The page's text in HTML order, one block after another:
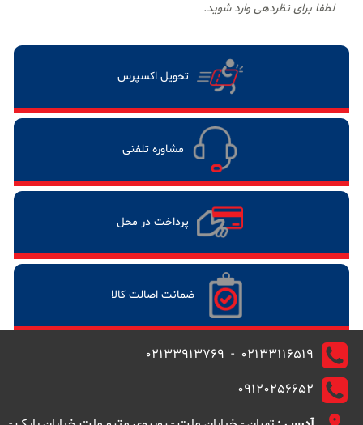
لطفا برای نظردهی وارد شوید.
تحویل اکسپرس
مشاوره تلفنی
پرداخت در محل
ضمانت اصالت کالا
02133116519 - 02133913769
09120256652